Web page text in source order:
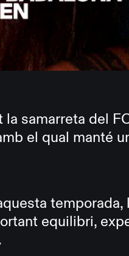
samarreta del
el qual manté
temporada,
equilibri,